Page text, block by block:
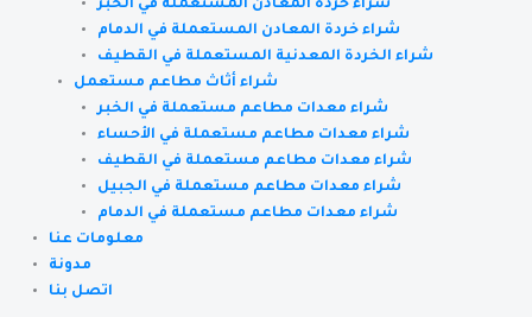
شراء خردة المعادن المستعملة في الخبر
شراء خردة المعادن المستعملة في الدمام
شراء الخردة المعدنية المستعملة في القطيف
شراء أثاث مطاعم مستعمل
شراء معدات مطاعم مستعملة في الخبر
شراء معدات مطاعم مستعملة في الأحساء
شراء معدات مطاعم مستعملة في القطيف
شراء معدات مطاعم مستعملة في الجبيل
شراء معدات مطاعم مستعملة في الدمام
معلومات عنا
مدونة
اتصل بنا